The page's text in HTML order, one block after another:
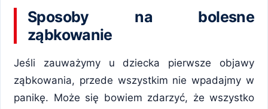
Sposoby na bolesne
ząbkowanie
Jeśli zauważymy u dziecka pierwsze objawy
ząbkowania, przede wszystkim nie wpadajmy w
panikę. Może się bowiem zdarzyć, że wszystko